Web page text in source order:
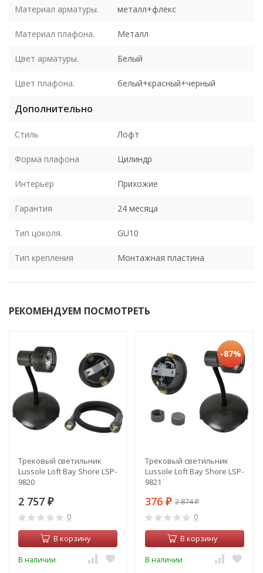
Материал арматуры. металл+флекс
Материал плафона. Металл
Цвет арматуры. Белый
Цвет плафона. белый+красный+черный
Дополнительно
Стиль Лофт
Форма плафона Цилиндр
Интерьер Прихожие
Гарантия 24 месяца
Тип цоколя. GU10
Тип крепления Монтажная пластина
РЕКОМЕНДУЕМ ПОСМОТРЕТЬ
Трековый светильник
Lussole Loft Bay Shore LSP-
9820
2 757 ₽
0
В корзину
В наличии
-87%
Трековый светильник
Lussole Loft Bay Shore LSP-
9821
376 ₽ 2 874₽
0
В корзину
В наличии